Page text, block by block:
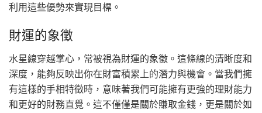
利用這些優勢來實現目標。
財運的象徵
水星線穿越掌心，常被視為財運的象徵。這條線的清晰度和
深度，能夠反映出你在財富積累上的潛力與機會。當我們擁
有這樣的手相特徵時，意味著我們可能擁有更強的理財能力
和更好的財務直覺。這不僅僅是關於賺取金錢，更是關於如